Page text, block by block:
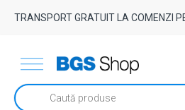
TRANSPORT GRATUIT LA COMENZI
Products
search